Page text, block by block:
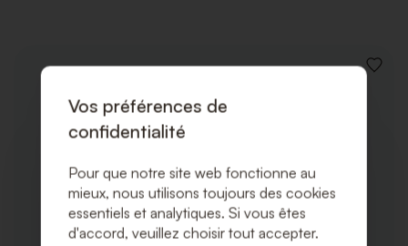
Vos préférences de
confidentialité
Pour que notre site web fonctionne au
mieux, nous utilisons toujours des cookies
essentiels et analytiques. Si vous êtes
d'accord, veuillez choisir tout accepter.